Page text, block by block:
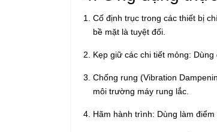
Cố định trục trong các thiết bị
bề mặt là tuyệt đối.
Kẹp giữ các chi tiết mỏng: Dùng
Chống rung (Vibration
môi trường máy rung lắc.
Hãm hành trình: Dùng làm